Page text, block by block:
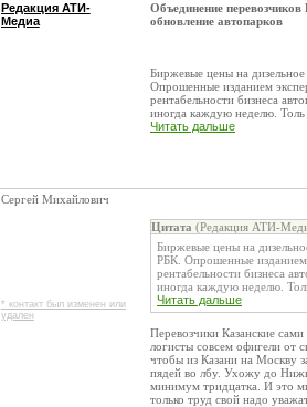
Редакция АТИ-
Медиа
Объединение перевозчиков
обновление автопарков
Биржевые цены на
Опрошенные изданием
рентабельности бизнеса
иногда каждую неделю. Толь
Читать дальше
Сергей Михайлович
* контакт был изменен или
удален
Цитата (Редакция АТИ-
Биржевые цены на
РБК. Опрошенные
рентабельности бизнеса
иногда каждую неделю.
Читать дальше
Перевозчики Казанские
логисты совсем офигели от
чтобы из Казани на Москву
пядей во лбу. Ухожу до
минимум тридцатка. И это
только труд свой надо